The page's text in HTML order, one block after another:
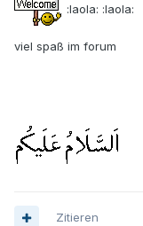
:laola: :laola:
viel spaß im forum
Zitieren